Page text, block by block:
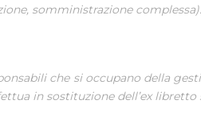
somministrazione complessa).
che si occupano della
in sostituzione dell’ex libretto